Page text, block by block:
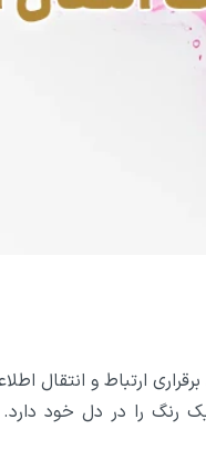
رنگ را در دل خود